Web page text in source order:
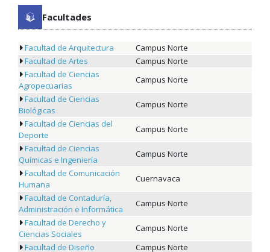
Facultades
Facultad de Arquitectura
Campus Norte
Facultad de Artes
Campus Norte
Facultad de Ciencias
Agropecuarias
Campus Norte
Facultad de Ciencias
Biológicas
Campus Norte
Facultad de Ciencias del
Deporte
Campus Norte
Facultad de Ciencias
Químicas e Ingeniería
Campus Norte
Facultad de Comunicación
Humana
Cuernavaca
Facultad de Contaduría,
Administración e Informática
Campus Norte
Facultad de Derecho y
Ciencias Sociales
Campus Norte
Facultad de Diseño
Campus Norte